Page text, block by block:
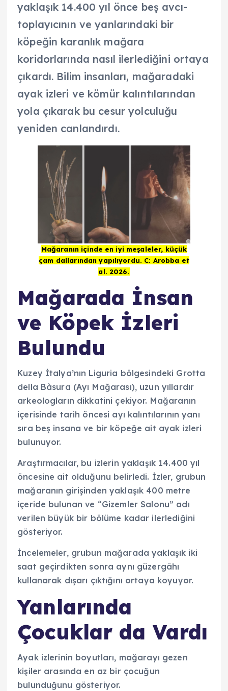
yaklaşık 14.400 yıl önce beş avcı-
toplayıcının ve yanlarındaki bir
köpeğin karanlık mağara
koridorlarında nasıl ilerlediğini ortaya
çıkardı. Bilim insanları, mağaradaki
ayak izleri ve kömür kalıntılarından
yola çıkarak bu cesur yolculuğu
yeniden canlandırdı.
Mağaranın içinde en iyi meşaleler, küçük
çam dallarından yapılıyordu. C: Arobba et
al. 2026.
Mağarada İnsan
ve Köpek İzleri
Bulundu
Kuzey İtalya’nın Liguria bölgesindeki Grotta
della Bàsura (Ayı Mağarası), uzun yıllardır
arkeologların dikkatini çekiyor. Mağaranın
içerisinde tarih öncesi ayı kalıntılarının yanı
sıra beş insana ve bir köpeğe ait ayak izleri
bulunuyor.
Araştırmacılar, bu izlerin yaklaşık 14.400 yıl
öncesine ait olduğunu belirledi. İzler, grubun
mağaranın girişinden yaklaşık 400 metre
içeride bulunan ve “Gizemler Salonu” adı
verilen büyük bir bölüme kadar ilerlediğini
gösteriyor.
İncelemeler, grubun mağarada yaklaşık iki
saat geçirdikten sonra aynı güzergâhı
kullanarak dışarı çıktığını ortaya koyuyor.
Yanlarında
Çocuklar da Vardı
Ayak izlerinin boyutları, mağarayı gezen
kişiler arasında en az bir çocuğun
bulunduğunu gösteriyor.